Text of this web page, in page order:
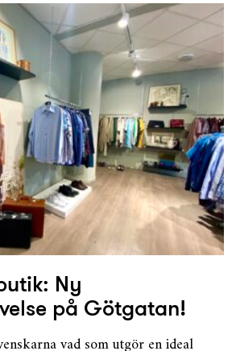
Ny
på Götgatan!
vad som utgör en ideal